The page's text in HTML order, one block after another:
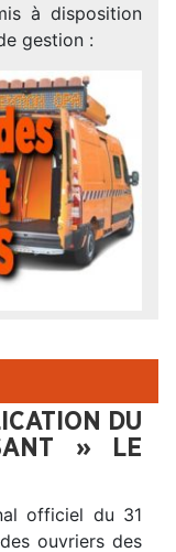
à disposition
gestion :
DU
» LE
officiel du 31
ouvriers des